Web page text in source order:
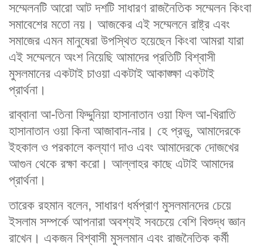
সম্মেলনটি আরো আট দশটি সাধারণ রাজনৈতিক সম্মেলন কিংবা
সমাবেশের মতো নয়। আজকের এই সম্মেলনে রাষ্ট্র এবং
সমাজের এমন মানুষেরা উপস্থিত হয়েছেন কিংবা আমরা যারা
এই সম্মেলনে অংশ নিয়েছি আমাদের প্রতিটি বিশ্বাসী
মুসলমানের একটাই চাওয়া একটাই আকাঙ্ক্ষা একটাই
প্রার্থনা।
রাব্বানা আ-তিনা ফিদ্দুনিয়া হাসানাতান ওয়া ফিল আ-খিরাতি
হাসানাতান ওয়া কিনা আজাবান-নার। হে প্রভু, আমাদেরকে
ইহকাল ও পরকালে কল্যাণ দাও এবং আমাদেরকে দোজখের
আগুন থেকে রক্ষা করো। আল্লাহর কাছে এটাই আমাদের
প্রার্থনা।
তারেক রহমান বলেন, সাধারণ ধর্মপ্রাণ মুসলমানদের চেয়ে
ইসলাম সম্পর্কে আপনারা অবশ্যই সবচেয়ে বেশি বিশুদ্ধ জ্ঞান
রাখেন। একজন বিশ্বাসী মুসলমান এবং রাজনৈতিক কর্মী